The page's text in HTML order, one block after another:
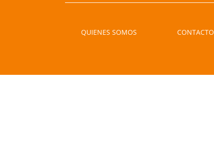
QUIENES SOMOS CONTACTO